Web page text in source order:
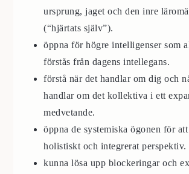
ursprung, jaget och den inre
(“hjärtats själv”).
öppna för högre intelligenser som
förstås från dagens intellegans.
förstå när det handlar om dig och
handlar om det kollektiva i ett
medvetande.
öppna de systemiska ögonen för
holistiskt och integrerat perspektiv.
kunna lösa upp blockeringar och